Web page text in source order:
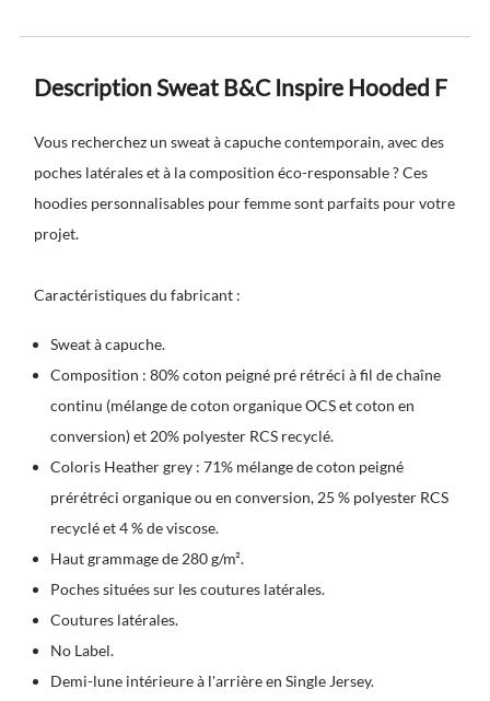
Description Sweat B&C Inspire Hooded F
Vous recherchez un sweat à capuche contemporain, avec des
poches latérales et à la composition éco-responsable ? Ces
hoodies personnalisables pour femme sont parfaits pour votre
projet.
Caractéristiques du fabricant :
Sweat à capuche.
Composition : 80% coton peigné pré rétréci à fil de chaîne
continu (mélange de coton organique OCS et coton en
conversion) et 20% polyester RCS recyclé.
Coloris Heather grey : 71% mélange de coton peigné
prérétréci organique ou en conversion, 25 % polyester RCS
recyclé et 4 % de viscose.
Haut grammage de 280 g/m².
Poches situées sur les coutures latérales.
Coutures latérales.
No Label.
Demi-lune intérieure à l'arrière en Single Jersey.